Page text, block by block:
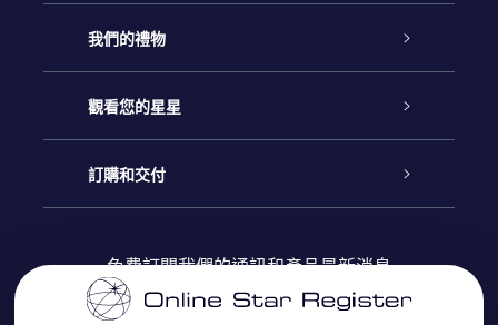
客戶服務
聯繫我們
博客
評論
我們的禮物
Online Star禮物
OSR禮物包
OSR 禮物卡
觀看您的星星
星星注册
個性化的Star Page
訂購和交付
付款資訊
免費訂閱我們的通訊和產品最新消息